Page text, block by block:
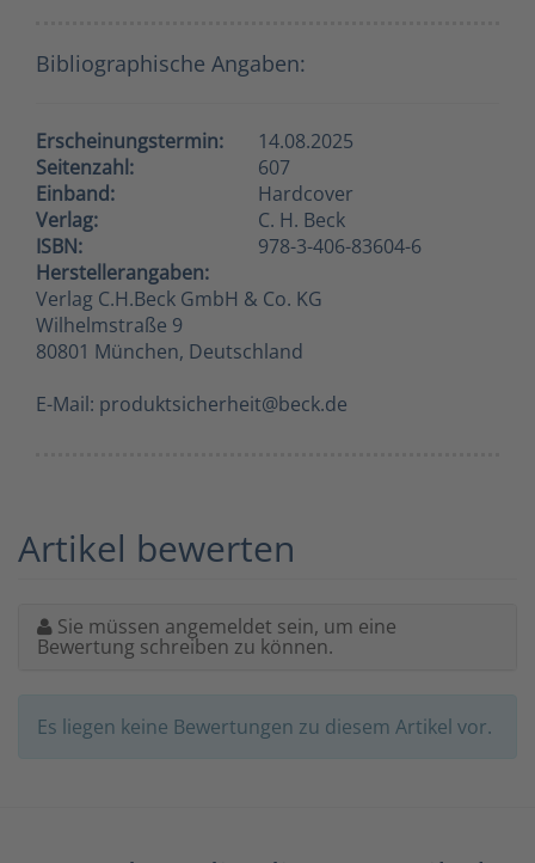
Bibliographische Angaben:
Erscheinungstermin:
14.08.2025
Seitenzahl:
607
Einband:
Hardcover
Verlag:
C. H. Beck
ISBN:
978-3-406-83604-6
Herstellerangaben:
Verlag C.H.Beck GmbH & Co. KG
Wilhelmstraße 9
80801 München, Deutschland
E-Mail: produktsicherheit@beck.de
Artikel bewerten
Sie müssen angemeldet sein, um eine
Bewertung schreiben zu können.
Es liegen keine Bewertungen zu diesem Artikel vor.